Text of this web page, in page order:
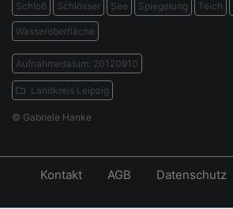
Schloß Schlösser See Spiegelung Teich
Wasseroberfläche
Aufnahmedatum: 20120910
Landkreis Leipzig
© Gabriele Hanke
Kontakt AGB Datenschutz